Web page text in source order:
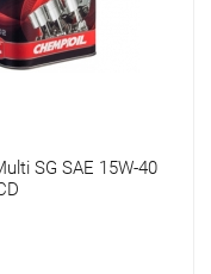
SG SAE 15W-40